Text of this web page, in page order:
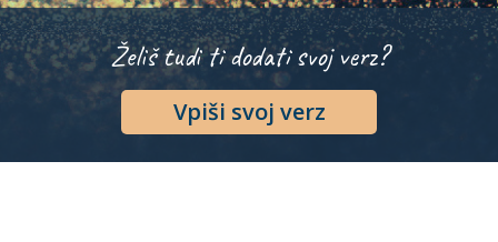
Želiš tudi ti dodati svoj verz?
Vpiši svoj verz